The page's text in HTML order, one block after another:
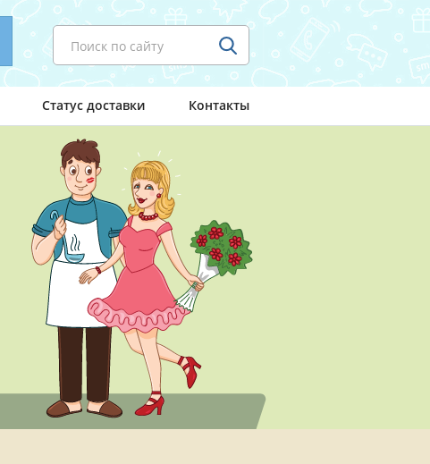
Поиск по сайту
Статус доставки Контакты